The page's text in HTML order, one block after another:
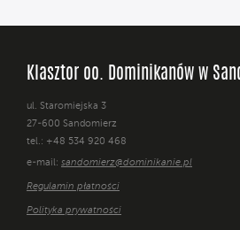
Klasztor oo. Dominikanów w
ul. Staromiejska 3
27-600 Sandomierz
tel.: +48 534 920 468
e-mail: sandomierz@dominikanie.pl
Regulamin płatności
Polityka prywatności